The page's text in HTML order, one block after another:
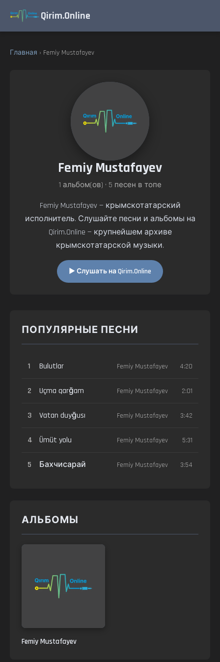
Qirim.Online
Главная › Femiy Mustafayev
Femiy Mustafayev
1 альбом(ов) • 5 песен в топе
Femiy Mustafayev — крымскотатарский
исполнитель. Слушайте песни и альбомы на
Qirim.Online — крупнейшем архиве
крымскотатарской музыки.
▶ Слушать на Qirim.Online
ПОПУЛЯРНЫЕ ПЕСНИ
1 Bulutlar Femiy Mustafayev 4:20
2 Uçma qarğam Femiy Mustafayev 2:01
3 Vatan duyğusı Femiy Mustafayev 3:42
4 Ümüt yolu Femiy Mustafayev 5:31
5 Бахчисарай Femiy Mustafayev 3:54
АЛЬБОМЫ
Femiy Mustafayev